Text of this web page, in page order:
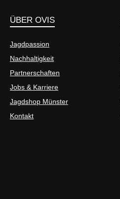
ÜBER OVIS
Jagdpassion
Nachhaltigkeit
Partnerschaften
Jobs & Karriere
Jagdshop Münster
Kontakt